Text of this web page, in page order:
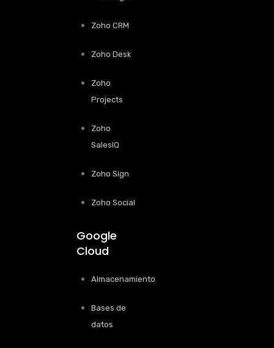
Zoho CRM
Zoho Desk
Zoho
Projects
Zoho
SalesIQ
Zoho Sign
Zoho Social
Google
Cloud
Almacenamiento
Bases de
datos